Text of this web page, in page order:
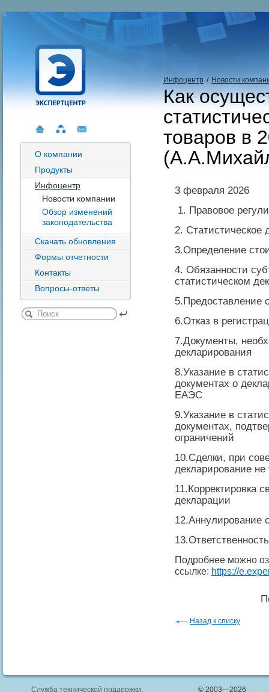
О компании
Продукты
Инфоцентр
Новости компании
Обзор изменений
законодательства
Скачать обновления
Формы отчетности
Контакты
Вопросы-ответы
Инфоцентр / Новости
Как
товаров в
3 февраля 2026
1. Правовое
2. Статистическое
3.Определение
4. Обязанности
статистическом
5.Предоставление
6.Отказ в
7.Документы,
декларирования
8.Указание в
документах о
ЕАЭС
9.Указание в
документах,
ограничений
10.Сделки, при
декларирование не
11.Корректировка
декларации
12.Аннулирование
13.Ответственность
Подробнее можно
ссылке: https://
Назад к списку
Служба технической поддержки:
© 2003—2026